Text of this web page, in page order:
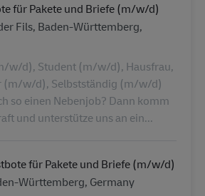
für Pakete und Briefe (m/w/d)
Fils, Baden-Württemberg,
w/d), Student (m/w/d), Hausfrau,
(m/w/d), Selbstständig (m/w/d)
so einen Nebenjob? Dann komm
und unterstütze uns an ein...
für Pakete und Briefe (m/w/d)
Württemberg, Germany